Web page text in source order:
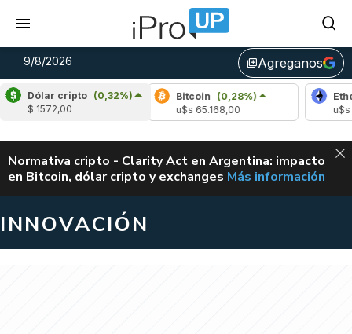
9/8/2026 library_addAgreganos
Dólar cripto (0,32%)
$ 1572,00
Bitcoin (0,28%)
u$s 65.168,00
Ethereum
u$s 1922,10
ALERTA
Normativa cripto - Clarity Act en Argentina: impacto
en Bitcoin, dólar cripto y exchanges CLARITY ACT EN
Más información
INNOVACIÓN